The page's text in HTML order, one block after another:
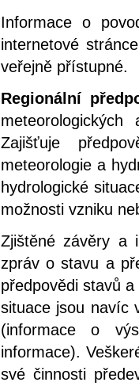
Informace o
internetové
veřejně přístupné.
Regionální
Zajišťuje
meteorologie a
hydrologické
možnosti vzniku
Zjištěné závěry a
zpráv o stavu a
předpovědi stavů
situace jsou navíc
(informace o
informace).
své činnosti